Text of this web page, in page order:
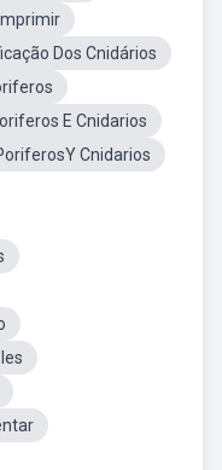
Dos Cnidários
E Cnidarios
Cnidarios